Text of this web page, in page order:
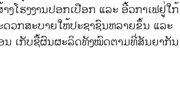
ໂຮງງານປອກເປືອກ ແລະ ອີ້ວກາເຟຢູ່ໃກ້
ດວກສະບາຍໃຫ້ປະຊາຊົນຫລາຍຂຶ້ນ ແລະ
ນ ເກັບຊື້ຜົນຜະລິດທັງໝົດຕາມທີ່ສັນຍາກັນ